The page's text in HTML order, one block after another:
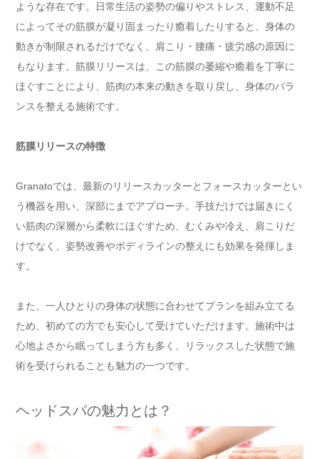
ような存在です。日常生活の姿勢の偏りやストレス、運動不足
によってその筋膜が凝り固まったり癒着したりすると、身体の
動きが制限されるだけでなく、肩こり・腰痛・疲労感の原因に
もなります。筋膜リリースは、この筋膜の萎縮や癒着を丁寧に
ほぐすことにより、筋肉の本来の動きを取り戻し、身体のバラ
ンスを整える施術です。
筋膜リリースの特徴
Granatoでは、最新のリリースカッターとフォースカッターとい
う機器を用い、深部にまでアプローチ。手技だけでは届きにく
い筋肉の深層から柔軟にほぐすため、むくみや冷え、肩こりだ
けでなく、姿勢改善やボディラインの整えにも効果を発揮しま
す。
また、一人ひとりの身体の状態に合わせてプランを組み立てる
ため、初めての方でも安心して受けていただけます。施術中は
心地よさから眠ってしまう方も多く、リラックスした状態で施
術を受けられることも魅力の一つです。
ヘッドスパの魅力とは？